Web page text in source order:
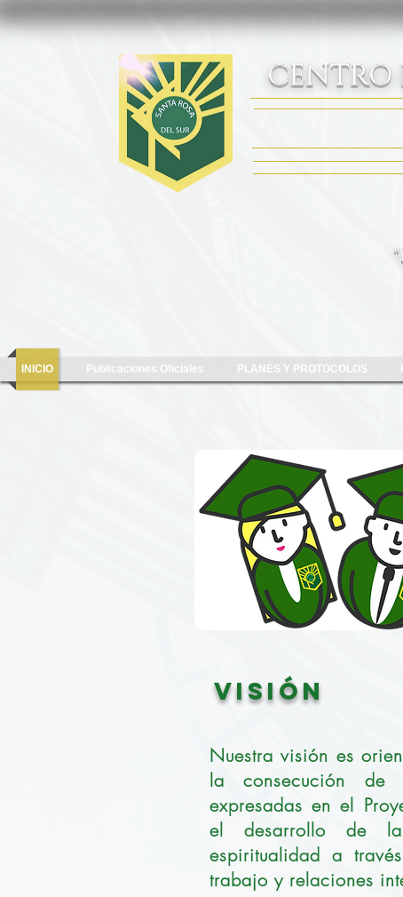
INICIO Publicaciones Oficiales PLANES Y PROTOCOLOS
Nuestra visión es
la consecución de
expresadas en el
el desarrollo de la
espiritualidad a
trabajo y relaciones
VISIÓN